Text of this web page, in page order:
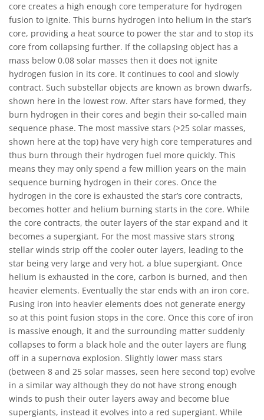
core creates a high enough core temperature for hydrogen
fusion to ignite. This burns hydrogen into helium in the star’s
core, providing a heat source to power the star and to stop its
core from collapsing further. If the collapsing object has a
mass below 0.08 solar masses then it does not ignite
hydrogen fusion in its core. It continues to cool and slowly
contract. Such substellar objects are known as brown dwarfs,
shown here in the lowest row. After stars have formed, they
burn hydrogen in their cores and begin their so-called main
sequence phase. The most massive stars (>25 solar masses,
shown here at the top) have very high core temperatures and
thus burn through their hydrogen fuel more quickly. This
means they may only spend a few million years on the main
sequence burning hydrogen in their cores. Once the
hydrogen in the core is exhausted the star’s core contracts,
becomes hotter and helium burning starts in the core. While
the core contracts, the outer layers of the star expand and it
becomes a supergiant. For the most massive stars strong
stellar winds strip off the cooler outer layers, leading to the
star being very large and very hot, a blue supergiant. Once
helium is exhausted in the core, carbon is burned, and then
heavier elements. Eventually the star ends with an iron core.
Fusing iron into heavier elements does not generate energy
so at this point fusion stops in the core. Once this core of iron
is massive enough, it and the surrounding matter suddenly
collapses to form a black hole and the outer layers are flung
off in a supernova explosion. Slightly lower mass stars
(between 8 and 25 solar masses, seen here second top) evolve
in a similar way although they do not have strong enough
winds to push their outer layers away and become blue
supergiants, instead it evolves into a red supergiant. While